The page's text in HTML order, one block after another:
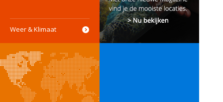
Weer & Klimaat